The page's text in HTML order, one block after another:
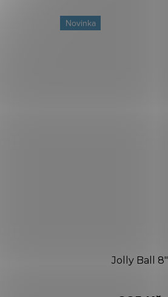
Novinka
Jolly Ball 8"